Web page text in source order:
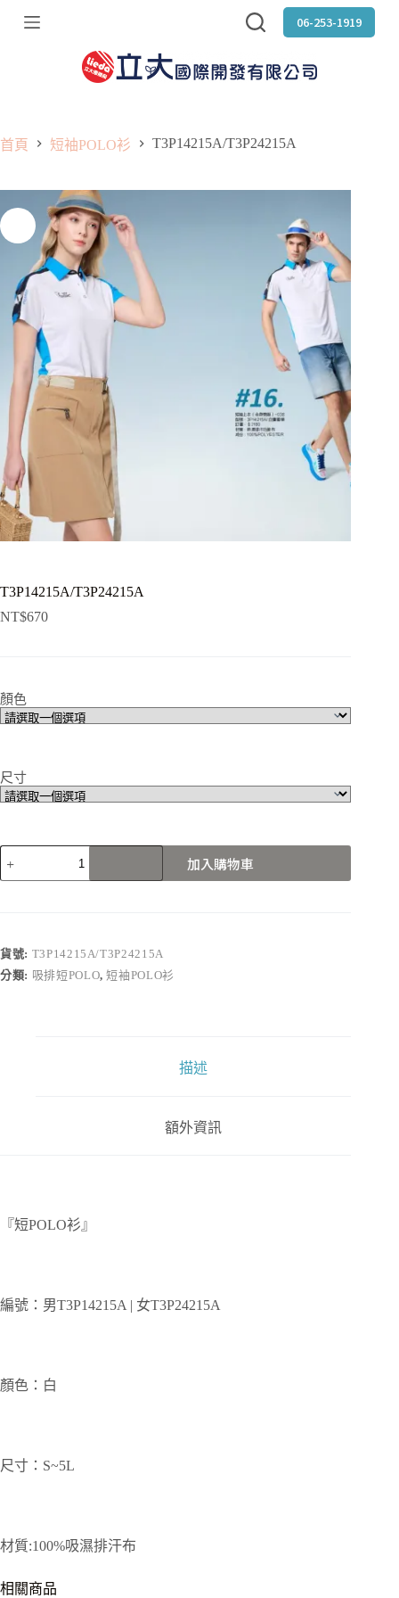
跳
06-253-1919
首頁 短袖POLO衫 T3P14215A/T3P24215A
T3P14215A/T3P24215A
NT$670
顏色
尺寸
T3P14215A/T3P24215A
數
加入購物車
貨號: T3P14215A/T3P24215A
分類: 吸排短POLO,短袖POLO衫
描述
額外資訊
『短POLO衫』
編號：男T3P14215A | 女T3P24215A
顏色：白
尺寸：S~5L
材質:100%吸濕排汗布
相關商品